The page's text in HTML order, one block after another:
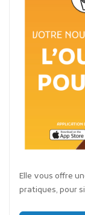
Elle vous offre
pratiques, pour